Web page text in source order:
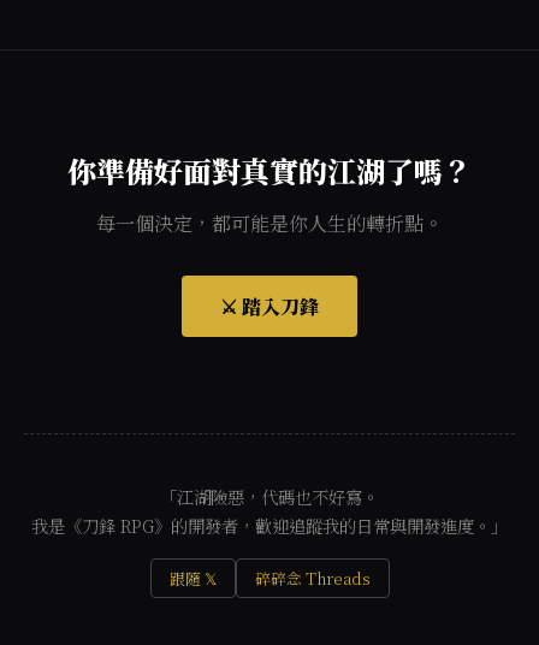
你準備好面對真實的江湖了嗎？
每一個決定，都可能是你人生的轉折點。
⚔️ 踏入刀鋒
「江湖險惡，代碼也不好寫。
我是《刀鋒 RPG》的開發者，歡迎追蹤我的日常與開發進度。」
跟隨 𝕏 碎碎念 Threads